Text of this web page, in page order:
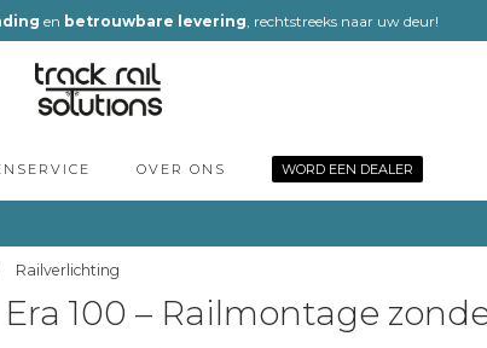
en betrouwbare levering , rechtstreeks naar uw deur!
OVER ONS WORD EEN DEALER
Railverlichting
100 – Railmontage